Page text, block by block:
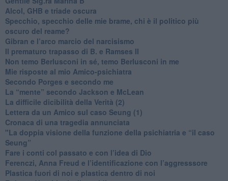
​Alcol, GHB e triade oscura
​Specchio, specchio delle mie brame, chi è il politico più
oscuro del reame?
​Gibran e l’arco marcio del narcisismo
​Il prematuro trapasso di B. e Ramses II
​Non temo Berlusconi in sé, temo Berlusconi in me
​Mie risposte al mio Amico-psichiatra
​Secondo Porges e secondo me
​La “mente” secondo Jackson e McLean
La difficile dicibilità della Verità (2)
​Lettera da un Amico sul caso Seung (1)
​Cronaca di una tragedia annunciata
"​La doppia visione della funzione della psichiatria e “il caso
Seung”
​Fare i conti col passato e con l’idea di Dio
​Ferenczi, Anna Freud e l’identificazione con l’aggresssore
Plastica fuori di noi e plastica dentro di noi